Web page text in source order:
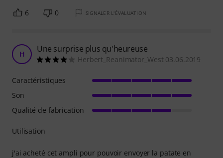
6 0 SIGNALER L'ÉVALUATION
H Une surprise plus qu'heureuse
Herbert_Reanimator_West 03.06.2019
Utilisation
j'ai acheté cet ampli pour pouvoir envoyer la patate en
Caractéristiques
Son
Qualité de fabrication